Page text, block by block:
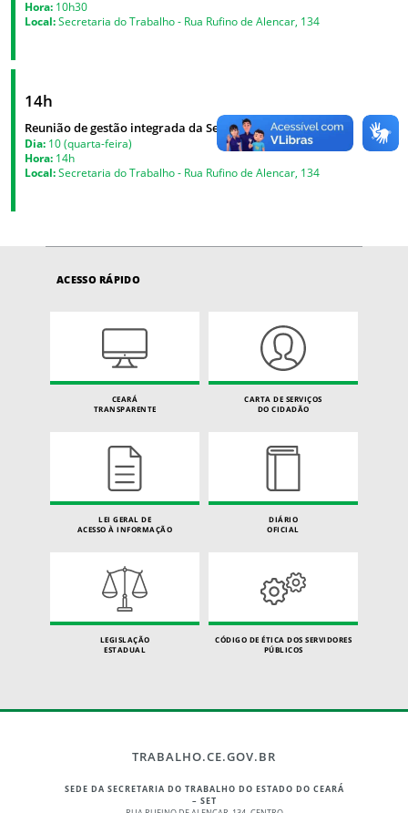
Hora: 10h30
Local:Secretaria do Trabalho - Rua Rufino de Alencar, 134
14h
Reunião de gestão integrada da Secretaria
Dia: 10 (quarta-feira)
Hora: 14h
Local:Secretaria do Trabalho - Rua Rufino de Alencar, 134
ACESSO RÁPIDO
CEARÁ
TRANSPARENTE
CARTA DE SERVIÇOS
DO CIDADÃO
LEI GERAL DE
ACESSO À INFORMAÇÃO
DIÁRIO
OFICIAL
LEGISLAÇÃO
ESTADUAL
CÓDIGO DE ÉTICA DOS SERVIDORES
PÚBLICOS
TRABALHO.CE.GOV.BR
SEDE DA SECRETARIA DO TRABALHO DO ESTADO DO CEARÁ
– SET